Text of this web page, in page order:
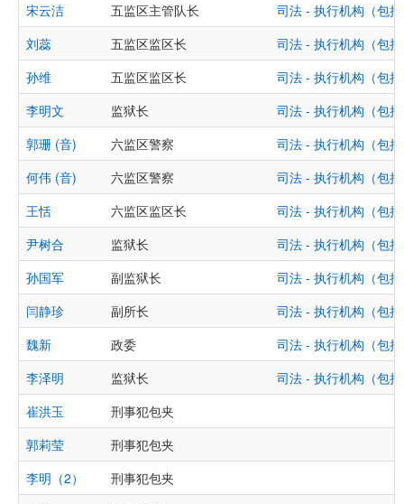
宋云洁
五监区主管队长
司法 - 执行机构（包
刘蕊
五监区监区长
司法 - 执行机构（包
孙维
五监区监区长
司法 - 执行机构（包
李明文
监狱长
司法 - 执行机构（包
郭珊 (音)
六监区警察
司法 - 执行机构（包
何伟 (音)
六监区警察
司法 - 执行机构（包
王恬
六监区监区长
司法 - 执行机构（包
尹树合
监狱长
司法 - 执行机构（包
孙国军
副监狱长
司法 - 执行机构（包
闫静珍
副所长
司法 - 执行机构（包
魏新
政委
司法 - 执行机构（包
李泽明
监狱长
司法 - 执行机构（包
崔洪玉
刑事犯包夹
郭莉莹
刑事犯包夹
李明（2）
刑事犯包夹